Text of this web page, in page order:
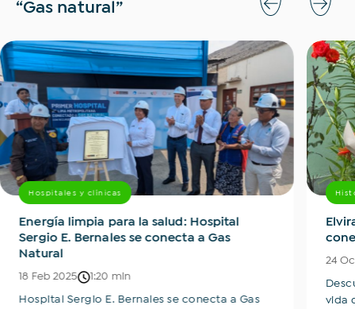
“Gas natural”
Hospitales y clínicas
Energía limpia para la salud: Hospital
Sergio E. Bernales se conecta a Gas
Natural
18 Feb 2025 1:20 min
Hospital Sergio E. Bernales se conecta a Gas
24
vida